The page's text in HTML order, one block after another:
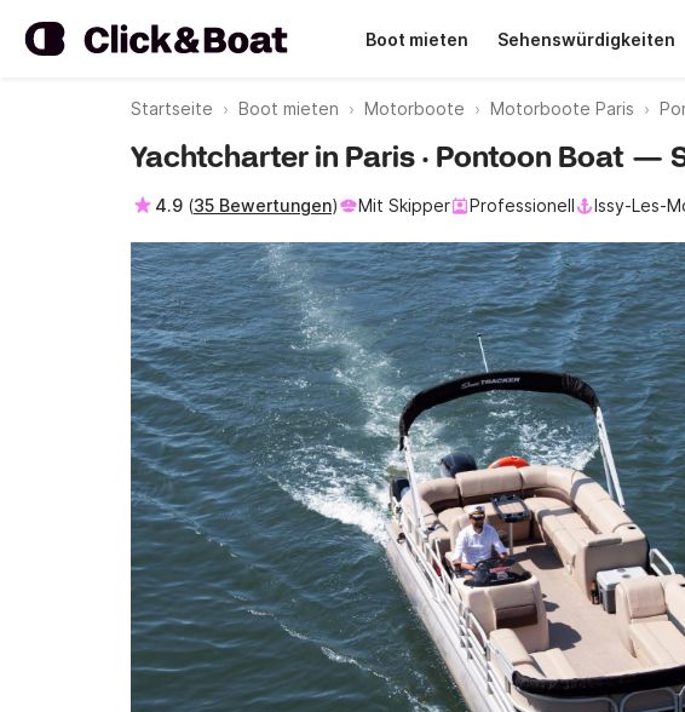
Boot mieten Sehenswürdigkeiten
Startseite Boot mieten Motorboote Motorboote Paris
Yachtcharter in Paris · Pontoon Boat —
4.9 (35 Bewertungen) Mit Skipper Professionell Issy-Les-